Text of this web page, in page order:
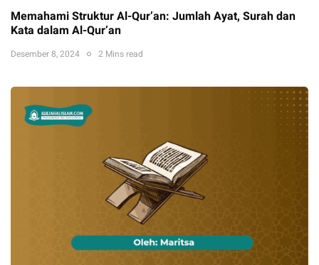
Memahami Struktur Al-Qur’an: Jumlah Ayat, Surah dan
Kata dalam Al-Qur’an
Desember 8, 2024 2 Mins read